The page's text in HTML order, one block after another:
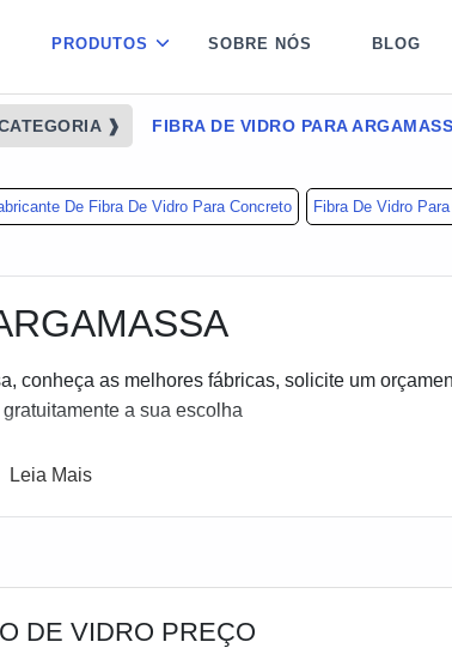
PRODUTOS SOBRE NÓS BLOG
❱ FIBRA DE VIDRO PARA
De Fibra De Vidro Para Concreto Fibra De Vidro
conheça as melhores fábricas, solicite um
a sua escolha
Leia Mais
DE VIDRO PREÇO